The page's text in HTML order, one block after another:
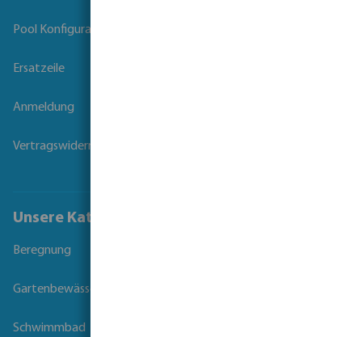
Pool Konfigurator
Ersatzeile
Anmeldung
Vertragswiderruf
Unsere Kataloge
Beregnung
Gartenbewässerung
Schwimmbad